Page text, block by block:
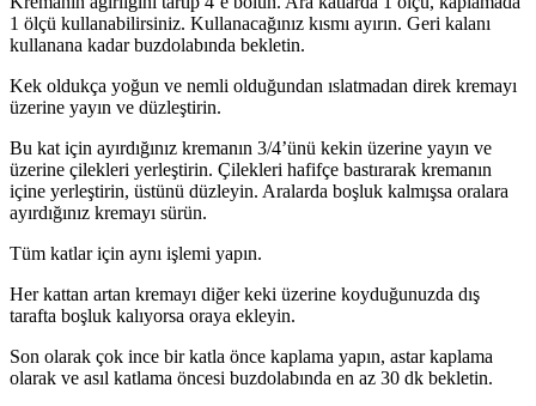
1 ölçü kullanabilirsiniz. Kullanacağınız kısmı ayırın. Geri kalanı
kullanana kadar buzdolabında bekletin.
Kek oldukça yoğun ve nemli olduğundan ıslatmadan direk kremayı
üzerine yayın ve düzleştirin.
Bu kat için ayırdığınız kremanın 3/4’ünü kekin üzerine yayın ve
üzerine çilekleri yerleştirin. Çilekleri hafifçe bastırarak kremanın
içine yerleştirin, üstünü düzleyin. Aralarda boşluk kalmışsa oralara
ayırdığınız kremayı sürün.
Tüm katlar için aynı işlemi yapın.
Her kattan artan kremayı diğer keki üzerine koyduğunuzda dış
tarafta boşluk kalıyorsa oraya ekleyin.
Son olarak çok ince bir katla önce kaplama yapın, astar kaplama
olarak ve asıl katlama öncesi buzdolabında en az 30 dk bekletin.